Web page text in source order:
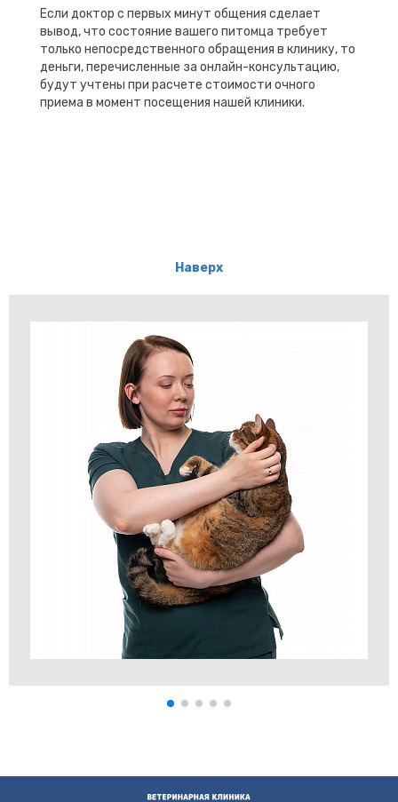
Если доктор с первых минут общения сделает
вывод, что состояние вашего питомца требует
только непосредственного обращения в клинику, то
деньги, перечисленные за онлайн-консультацию,
будут учтены при расчете стоимости очного
приема в момент посещения нашей клиники.
Наверх